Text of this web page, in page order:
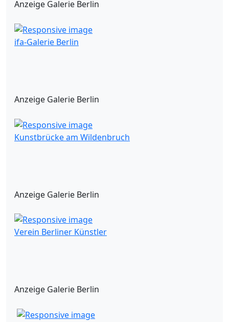
Anzeige Galerie Berlin
ifa-Galerie Berlin
Anzeige Galerie Berlin
Kunstbrücke am Wildenbruch
Anzeige Galerie Berlin
Verein Berliner Künstler
Anzeige Galerie Berlin